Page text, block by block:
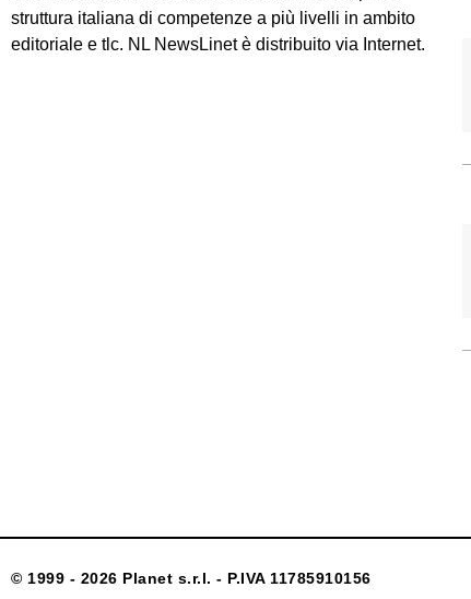
struttura italiana di competenze a più livelli in ambito
editoriale e tlc. NL NewsLinet è distribuito via Internet.
© 1999 - 2026 Planet s.r.l. - P.IVA 11785910156